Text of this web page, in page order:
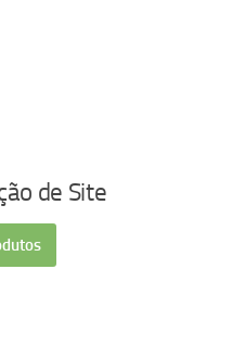
de Site